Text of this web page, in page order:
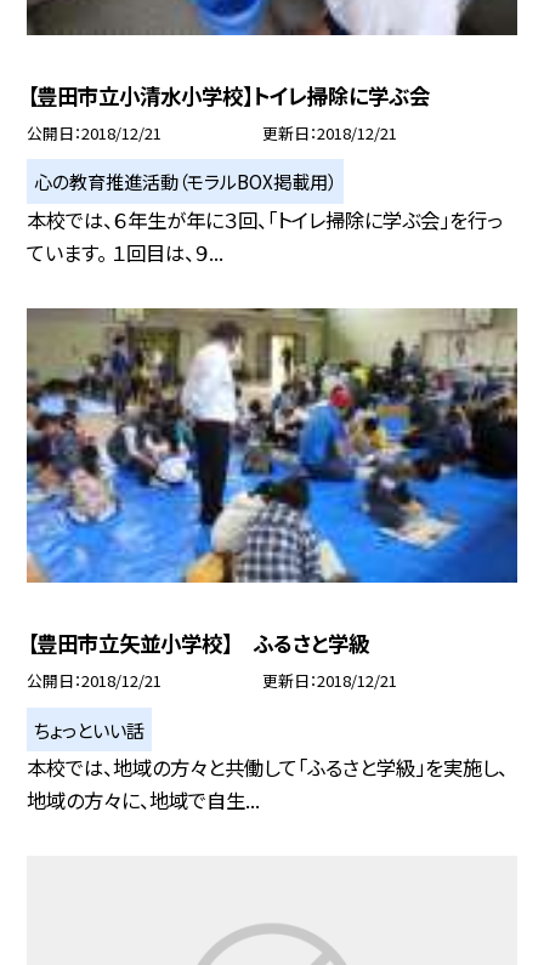
【豊田市立小清水小学校】トイレ掃除に学ぶ会
公開日 2018/12/21 更新日 2018/12/21
心の教育推進活動（モラルBOX掲載用）
本校では、６年生が年に３回、「トイレ掃除に学ぶ会」を行っ
ています。 １回目は、９...
【豊田市立矢並小学校】 ふるさと学級
公開日 2018/12/21 更新日 2018/12/21
ちょっといい話
本校では、地域の方々と共働して「ふるさと学級」を実施し、
地域の方々に、地域で自生...